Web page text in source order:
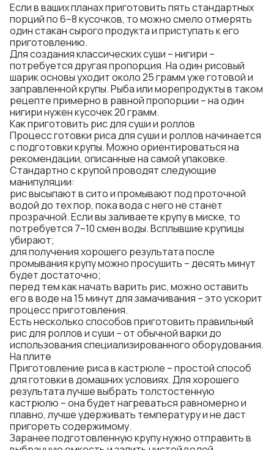
Если в ваших планах приготовить пять стандартных
порций по 6–8 кусочков, то можно смело отмерять
один стакан сырого продукта и приступать к его
приготовлению.
Для создания классических суши – нигири –
потребуется другая пропорция. На один рисовый
шарик основы уходит около 25 грамм уже готовой и
заправленной крупы. Рыба или морепродукты в таком
рецепте примерно в равной пропорции – на один
нигири нужен кусочек 20 грамм.
Как приготовить рис для суши и роллов
Процесс готовки риса для суши и роллов начинается
с подготовки крупы. Можно ориентироваться на
рекомендации, описанные на самой упаковке.
Стандартно с крупой проводят следующие
манипуляции:
рис высыпают в сито и промывают под проточной
водой до тех пор, пока вода с него не станет
прозрачной. Если вы заливаете крупу в миске, то
потребуется 7–10 смен воды. Всплывшие крупицы
убирают;
для получения хорошего результата после
промывания крупу можно просушить – десять минут
будет достаточно;
перед тем как начать варить рис, можно оставить
его в воде на 15 минут для замачивания – это ускорит
процесс приготовления.
Есть несколько способов приготовить правильный
рис для роллов и суши – от обычной варки до
использования специализированного оборудования.
На плите
Приготовление риса в кастрюле – простой способ
для готовки в домашних условиях. Для хорошего
результата лучше выбрать толстостенную
кастрюлю – она будет нагреваться равномерно и
плавно, лучше удерживать температуру и не даст
пригореть содержимому.
Заранее подготовленную крупу нужно отправить в